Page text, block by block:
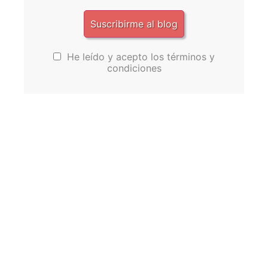
He leído y acepto los términos y
condiciones